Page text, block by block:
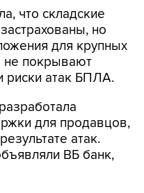
что складские
но
для крупных
покрывают
риски атак БПЛА.
для продавцов,
атак.
ВБ банк,